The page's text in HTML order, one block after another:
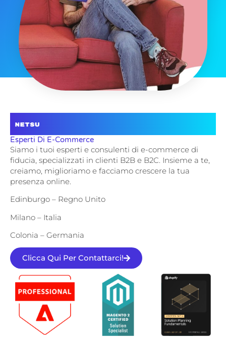
Esperti Di E-Commerce
Siamo i tuoi esperti e consulenti di e-commerce di
fiducia, specializzati in clienti B2B e B2C. Insieme a te,
creiamo, miglioriamo e facciamo crescere la tua
presenza online.
Edinburgo – Regno Unito
Milano – Italia
Colonia – Germania
Clicca Qui Per Contattarci!